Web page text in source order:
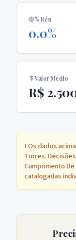
% Réu
0.0%
Valor Médio
R$
ℹ️ Os dados
Torres.
Cumprimento
catalogadas